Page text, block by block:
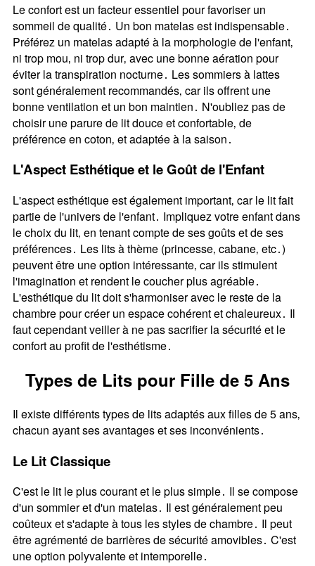
Le confort est un facteur essentiel pour favoriser un
sommeil de qualité․ Un bon matelas est indispensable․
Préférez un matelas adapté à la morphologie de l'enfant‚
ni trop mou‚ ni trop dur‚ avec une bonne aération pour
éviter la transpiration nocturne․ Les sommiers à lattes
sont généralement recommandés‚ car ils offrent une
bonne ventilation et un bon maintien․ N'oubliez pas de
choisir une parure de lit douce et confortable‚ de
préférence en coton‚ et adaptée à la saison․
L'Aspect Esthétique et le Goût de l'Enfant
L'aspect esthétique est également important‚ car le lit fait
partie de l'univers de l'enfant․ Impliquez votre enfant dans
le choix du lit‚ en tenant compte de ses goûts et de ses
préférences․ Les lits à thème (princesse‚ cabane‚ etc․)
peuvent être une option intéressante‚ car ils stimulent
l'imagination et rendent le coucher plus agréable․
L'esthétique du lit doit s'harmoniser avec le reste de la
chambre pour créer un espace cohérent et chaleureux․ Il
faut cependant veiller à ne pas sacrifier la sécurité et le
confort au profit de l'esthétisme․
Types de Lits pour Fille de 5 Ans
Il existe différents types de lits adaptés aux filles de 5 ans‚
chacun ayant ses avantages et ses inconvénients․
Le Lit Classique
C'est le lit le plus courant et le plus simple․ Il se compose
d'un sommier et d'un matelas․ Il est généralement peu
coûteux et s'adapte à tous les styles de chambre․ Il peut
être agrémenté de barrières de sécurité amovibles․ C'est
une option polyvalente et intemporelle․